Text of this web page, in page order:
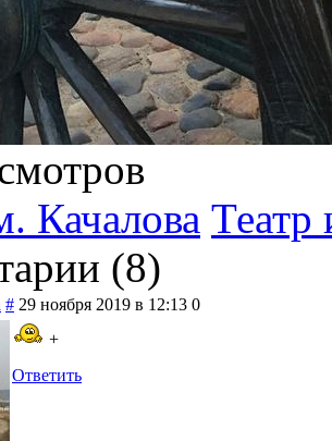
Качалова Театр
(8)
# 29 ноября 2019 в 12:13 0
+
Ответить